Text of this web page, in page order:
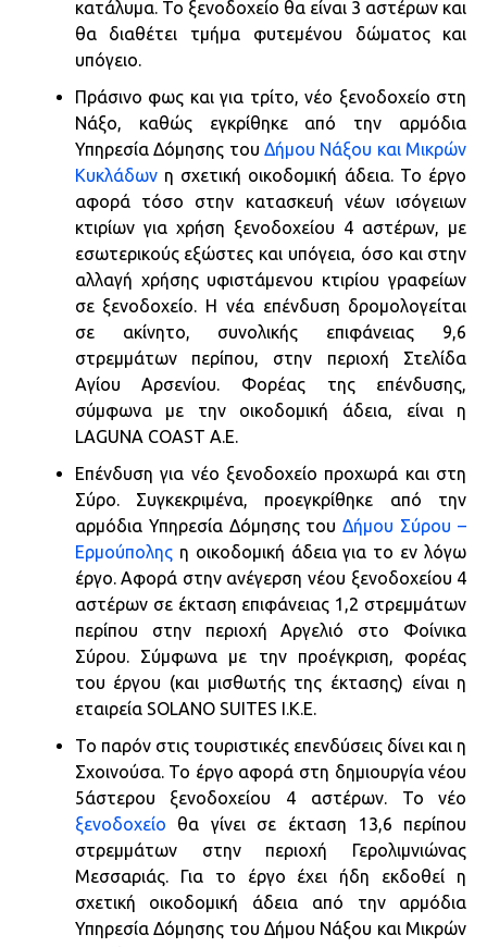
κατάλυμα. Το ξενοδοχείο θα είναι 3 αστέρων και
θα διαθέτει τμήμα φυτεμένου δώματος και
υπόγειο.
Πράσινο φως και για τρίτο, νέο ξενοδοχείο στη
Νάξο, καθώς εγκρίθηκε από την αρμόδια
Υπηρεσία Δόμησης του Δήμου Νάξου και Μικρών
Κυκλάδωνη σχετική οικοδομική άδεια. Το έργο
αφορά τόσο στην κατασκευή νέων ισόγειων
κτιρίων για χρήση ξενοδοχείου 4 αστέρων, με
εσωτερικούς εξώστες και υπόγεια, όσο και στην
αλλαγή χρήσης υφιστάμενου κτιρίου γραφείων
σε ξενοδοχείο. Η νέα επένδυση δρομολογείται
σε ακίνητο, συνολικής επιφάνειας 9,6
στρεμμάτων περίπου, στην περιοχή Στελίδα
Αγίου Αρσενίου. Φορέας της επένδυσης,
σύμφωνα με την οικοδομική άδεια, είναι η
LAGUNA COAST A.E.
Επένδυση για νέο ξενοδοχείο προχωρά και στη
Σύρο. Συγκεκριμένα, προεγκρίθηκε από την
αρμόδια Υπηρεσία Δόμησης τουΔήμου Σύρου –
Ερμούποληςη οικοδομική άδεια για το εν λόγω
έργο. Αφορά στην ανέγερση νέου ξενοδοχείου 4
αστέρων σε έκταση επιφάνειας 1,2 στρεμμάτων
περίπου στην περιοχή Αργελιό στο Φοίνικα
Σύρου. Σύμφωνα με την προέγκριση, φορέας
του έργου (και μισθωτής της έκτασης) είναι η
εταιρεία SOLANO SUITES Ι.Κ.Ε.
Το παρόν στις τουριστικές επενδύσεις δίνει και η
Σχοινούσα. Το έργο αφορά στη δημιουργία νέου
5άστερου ξενοδοχείου 4 αστέρων. Το νέο
ξενοδοχείο θα γίνει σε έκταση 13,6 περίπου
στρεμμάτων στην περιοχή Γερολιμνιώνας
Μεσσαριάς. Για το έργο έχει ήδη εκδοθεί η
σχετική οικοδομική άδεια από την αρμόδια
Υπηρεσία Δόμησης του Δήμου Νάξου και Μικρών